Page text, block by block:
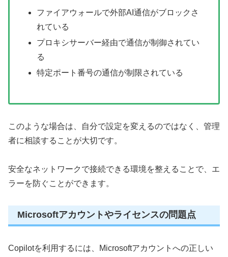
ファイアウォールで外部AI通信がブロックさ
れている
プロキシサーバー経由で通信が制御されてい
る
特定ポート番号の通信が制限されている
このような場合は、自分で設定を変えるのではなく、管理
者に相談することが大切です。
安全なネットワークで接続できる環境を整えることで、エ
ラーを防ぐことができます。
Microsoftアカウントやライセンスの問題点
Copilotを利用するには、Microsoftアカウントへの正しい